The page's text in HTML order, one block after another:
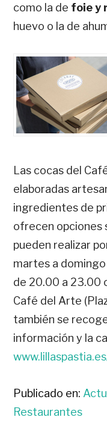
como la de foie y
huevo o la de
Las cocas del
elaboradas
ingredientes de
ofrecen opciones
pueden realizar
martes a
de 20.00 a 23.00
Café del Arte
también se
información y la
Publicado en:
Restaurantes